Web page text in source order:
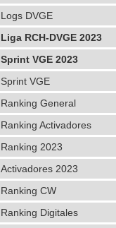
Logs DVGE
Liga RCH-DVGE 2023
Sprint VGE 2023
Sprint VGE
Ranking General
Ranking Activadores
Ranking 2023
Activadores 2023
Ranking CW
Ranking Digitales